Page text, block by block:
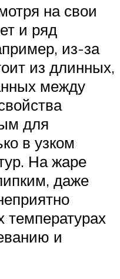
на свои
и ряд
из-за
из длинных,
между
для
в узком
На жаре
даже
температурах
и